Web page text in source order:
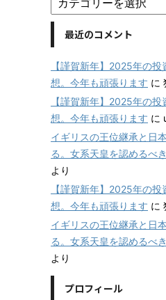
最近のコメント
【謹賀新年】2025年の
想。今年も頑張ります に
【謹賀新年】2025年の
想。今年も頑張ります に
イギリスの王位継承と日
る。女系天皇を認めるべき
より
【謹賀新年】2025年の
想。今年も頑張ります に
イギリスの王位継承と日
る。女系天皇を認めるべき
より
プロフィール